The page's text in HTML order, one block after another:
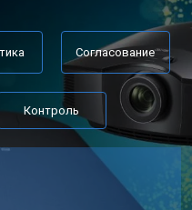
Согласование
Контроль